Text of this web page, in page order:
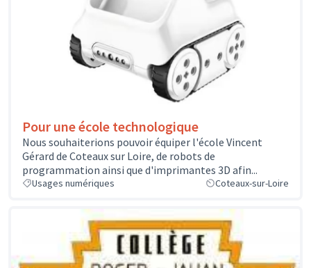
Pour une école technologique
Nous souhaiterions pouvoir équiper l'école Vincent
Gérard de Coteaux sur Loire, de robots de
programmation ainsi que d'imprimantes 3D afin...
Usages numériques Coteaux-sur-Loire